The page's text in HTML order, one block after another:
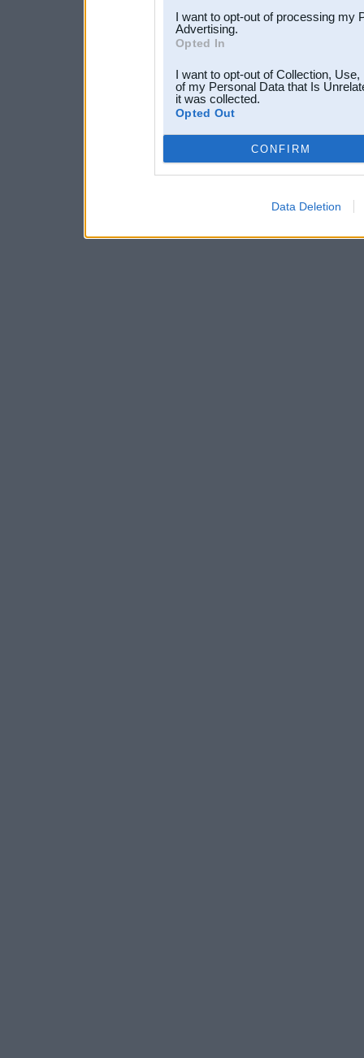
I want to opt-out of processing my
Advertising.
Opted In
I want to opt-out of Collection,
of my Personal Data that Is
it was collected.
Opted Out
CONFIRM
Data Deletion